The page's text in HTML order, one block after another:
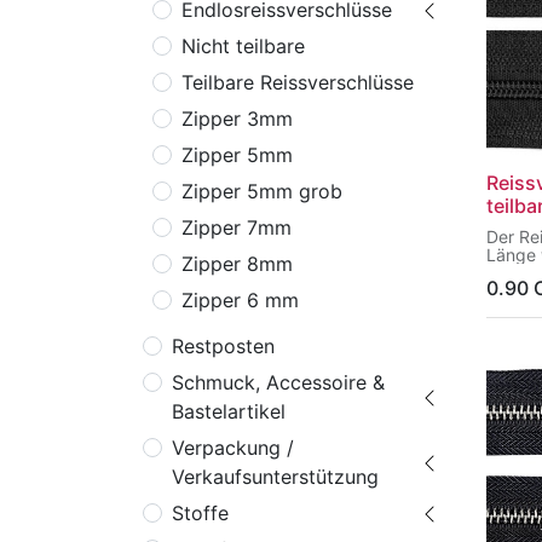
Endlosreissverschlüsse
Nicht teilbare
Teilbare Reissverschlüsse
Zipper 3mm
Zipper 5mm
Zipper 5mm grob
Zipper 7mm
Zipper 8mm
Zipper 6 mm
Restposten
Schmuck, Accessoire &
Bastelartikel
Verpackung /
Verkaufsunterstützung
Stoffe
Der
Länge
er
0.90